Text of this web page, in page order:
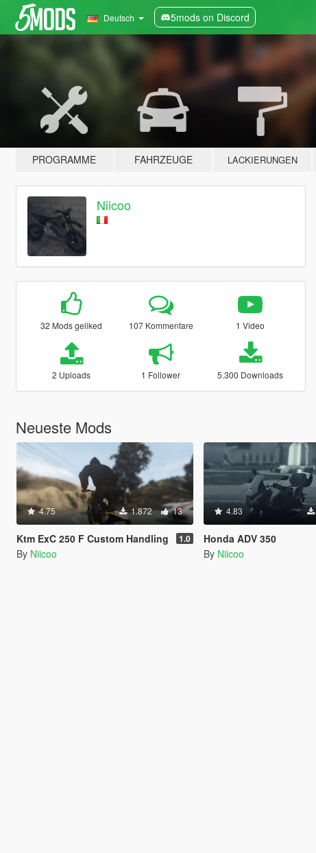
Deutsch 5mods on Discord
PROGRAMME FAHRZEUGE LACKIERUNGEN
Niicoo
32 Mods geliked 107 Kommentare 1 Video
2 Uploads 1 Follower 5.300 Downloads
Neueste Mods
4.75 1.872 13
Ktm ExC 250 F Custom Handling 1.0
By Niicoo
4.83
Honda ADV 350
By Niicoo